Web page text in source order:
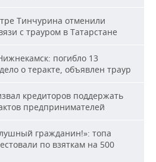
Тинчурина отменили
с трауром в Татарстане
погибло 13
о теракте, объявлен траур
кредиторов поддержать
предпринимателей
гражданин!»: топа
по взяткам на 500